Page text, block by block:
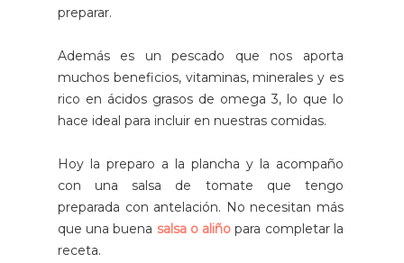
preparar.
Además es un pescado que nos aporta
muchos beneficios, vitaminas, minerales y es
rico en ácidos grasos de omega 3, lo que lo
hace ideal para incluir en nuestras comidas.
Hoy la preparo a la plancha y la acompaño
con una salsa de tomate que tengo
preparada con antelación. No necesitan más
que una buena salsa o aliño para completar la
receta.